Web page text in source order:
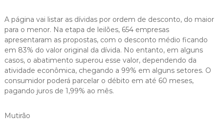
A página vai listar as dívidas por ordem de desconto, do maior
para o menor. Na etapa de leilões, 654 empresas
apresentaram as propostas, com o desconto médio ficando
em 83% do valor original da dívida. No entanto, em alguns
casos, o abatimento superou esse valor, dependendo da
atividade econômica, chegando a 99% em alguns setores. O
consumidor poderá parcelar o débito em até 60 meses,
pagando juros de 1,99% ao mês.
Mutirão